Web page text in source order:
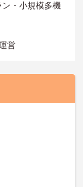
ン・小規模多機
営